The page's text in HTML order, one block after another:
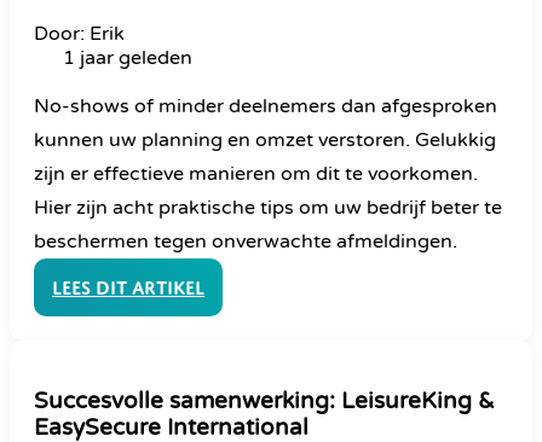
Door: Erik
1 jaar geleden
No-shows of minder deelnemers dan afgesproken
kunnen uw planning en omzet verstoren. Gelukkig
zijn er effectieve manieren om dit te voorkomen.
Hier zijn acht praktische tips om uw bedrijf beter te
beschermen tegen onverwachte afmeldingen.
Lees dit artikel
Succesvolle samenwerking: LeisureKing &
EasySecure International